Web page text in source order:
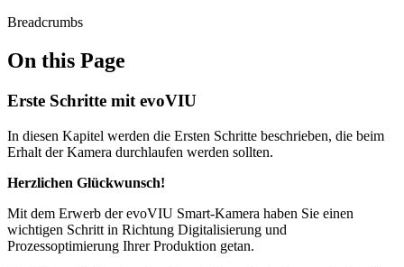
Breadcrumbs
On this Page
Erste Schritte mit evoVIU
In diesen Kapitel werden die Ersten Schritte beschrieben, die beim
Erhalt der Kamera durchlaufen werden sollten.
Herzlichen Glückwunsch!
Mit dem Erwerb der evoVIU Smart-Kamera haben Sie einen
wichtigen Schritt in Richtung Digitalisierung und
Prozessoptimierung Ihrer Produktion getan.